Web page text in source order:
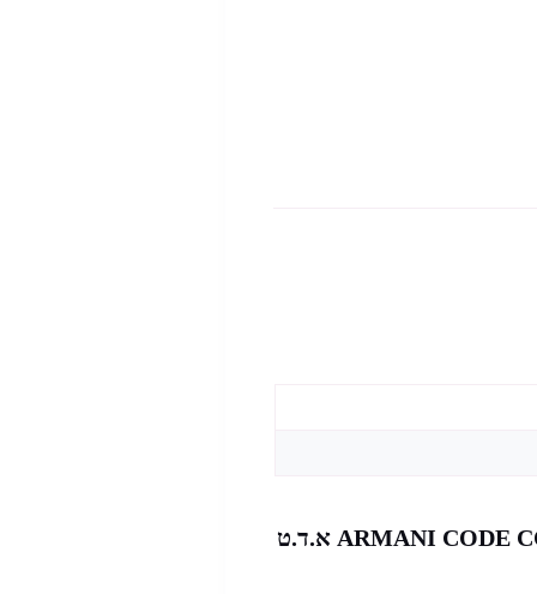
היה הראשון לכתוב סקירה “ARMANI CODE COLONIA א.ד.ט